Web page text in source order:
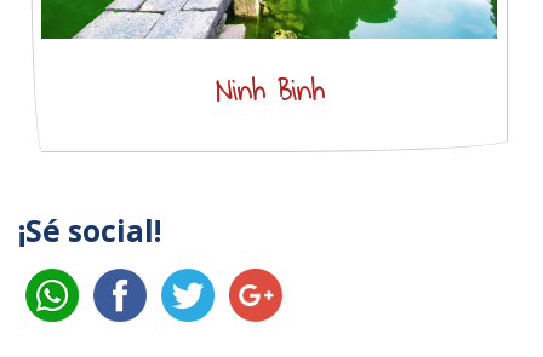
Ninh Binh
¡Sé social!